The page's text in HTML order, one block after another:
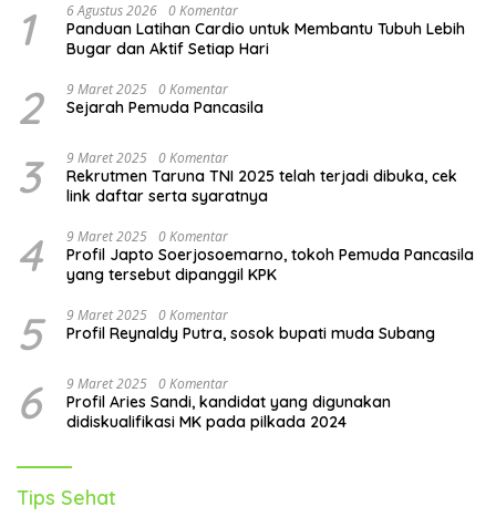
1 6 Agustus 2026 0 Komentar
Panduan Latihan Cardio untuk Membantu Tubuh Lebih
Bugar dan Aktif Setiap Hari
2 9 Maret 2025 0 Komentar
Sejarah Pemuda Pancasila
3 9 Maret 2025 0 Komentar
Rekrutmen Taruna TNI 2025 telah terjadi dibuka, cek
link daftar serta syaratnya
4 9 Maret 2025 0 Komentar
Profil Japto Soerjosoemarno, tokoh Pemuda Pancasila
yang tersebut dipanggil KPK
5 9 Maret 2025 0 Komentar
Profil Reynaldy Putra, sosok bupati muda Subang
6 9 Maret 2025 0 Komentar
Profil Aries Sandi, kandidat yang digunakan
didiskualifikasi MK pada pilkada 2024
Tips Sehat